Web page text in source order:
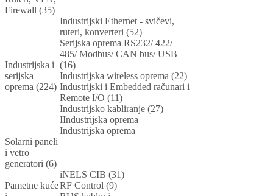
Firewall (35)
Industrijska i
serijska
oprema (224)
Industrijski Ethernet - svičevi,
ruteri, konverteri (52)
Serijska oprema RS232/ 422/
485/ Modbus/ CAN bus/ USB
(16)
Industrijska wireless oprema (22)
Industrijski i Embedded računari i
Remote I/O (11)
Industrijsko kabliranje (27)
IIndustrijska oprema
Industrijska oprema
Solarni paneli
i vetro
generatori (6)
Pametne kuće
iNELS CIB (31)
RF Control (9)